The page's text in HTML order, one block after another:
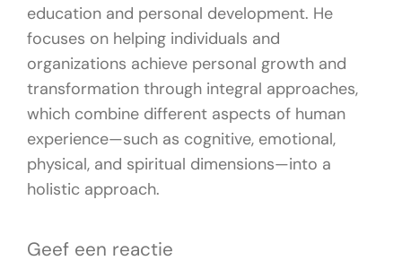
education and personal development. He
focuses on helping individuals and
organizations achieve personal growth and
transformation through integral approaches,
which combine different aspects of human
experience—such as cognitive, emotional,
physical, and spiritual dimensions—into a
holistic approach.
Geef een reactie